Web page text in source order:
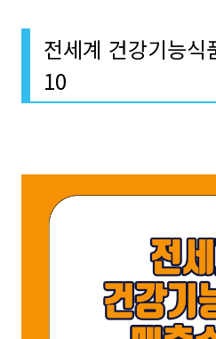
전세계 건강기능
10